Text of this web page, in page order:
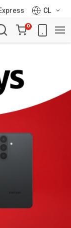
CL
Carro
de
0